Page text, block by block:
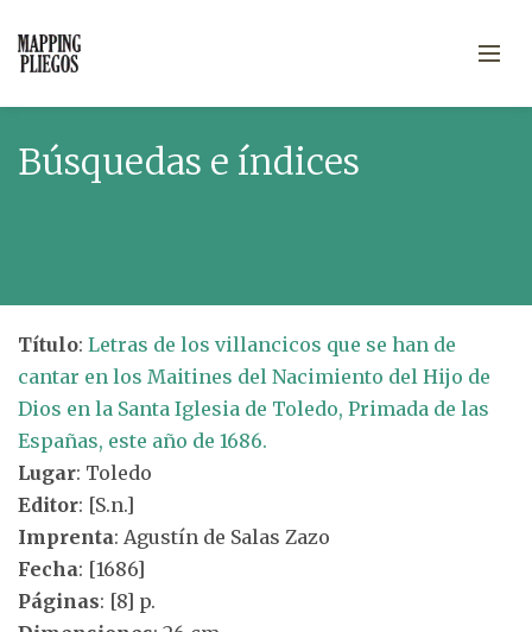
Búsquedas e índices
Título: Letras de los villancicos que se han de
cantar en los Maitines del Nacimiento del Hijo de
Dios en la Santa Iglesia de Toledo, Primada de las
Españas, este año de 1686.
Lugar: Toledo
Editor: [S.n.]
Imprenta: Agustín de Salas Zazo
Fecha: [1686]
Páginas: [8] p.